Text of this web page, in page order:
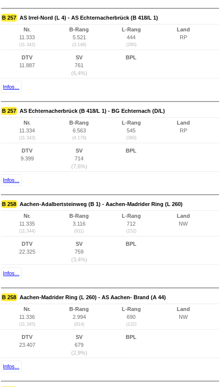
B 257 AS Irrel-Nord (L 4) - AS Echternacherbrück (B 418/L 1)
Nr.
11.333
(11.342)
B-Rang
5.521
(3.148)
L-Rang
444
(280)
Land
RP
DTV
11.887
SV
761
(6,4%)
BPL
Infos...
B 257 AS Echternacherbrück (B 418/L 1) - BG Echternach (D/L)
Nr.
11.334
(11.343)
B-Rang
6.563
(4.178)
L-Rang
545
(380)
Land
RP
DTV
9.399
SV
714
(7,6%)
BPL
Infos...
B 258 Aachen-Adalbertsteinweg (B 1) - Aachen-Madrider Ring (L 260)
Nr.
11.335
(11.344)
B-Rang
3.116
(911)
L-Rang
712
(152)
Land
NW
DTV
22.325
SV
759
(3,4%)
BPL
Infos...
B 258 Aachen-Madrider Ring (L 260) - AS Aachen- Brand (A 44)
Nr.
11.336
(11.345)
B-Rang
2.994
(814)
L-Rang
690
(132)
Land
NW
DTV
23.407
SV
679
(2,9%)
BPL
Infos...